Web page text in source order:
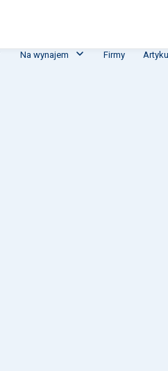
Na wynajem Firmy